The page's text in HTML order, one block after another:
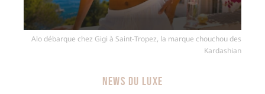
Alo débarque chez Gigi à Saint-Tropez, la marque chouchou des
Kardashian
NEWS DU LUXE